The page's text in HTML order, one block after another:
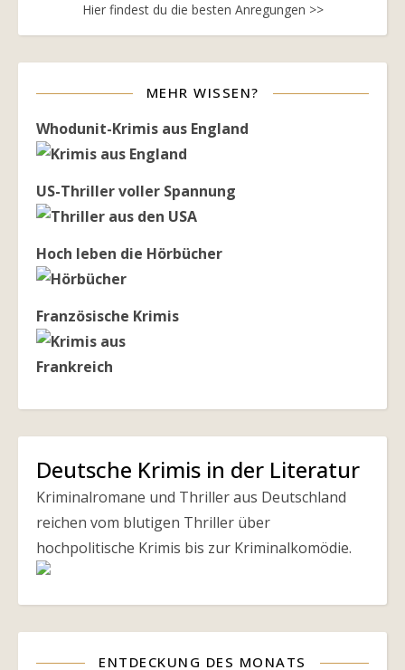
Hier findest du die besten Anregungen >>
MEHR WISSEN?
Whodunit-Krimis aus England
US-Thriller voller Spannung
Hoch leben die Hörbücher
Französische Krimis
Deutsche Krimis in der Literatur
Kriminalromane und Thriller aus Deutschland
reichen vom blutigen Thriller über
hochpolitische Krimis bis zur Kriminalkomödie.
ENTDECKUNG DES MONATS